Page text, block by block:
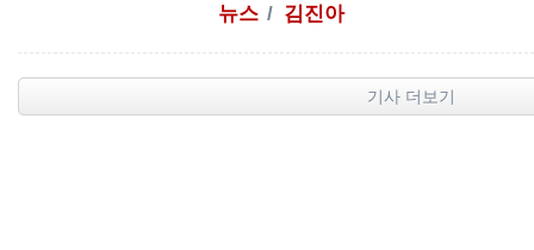
뉴스
김진아
기사 더보기